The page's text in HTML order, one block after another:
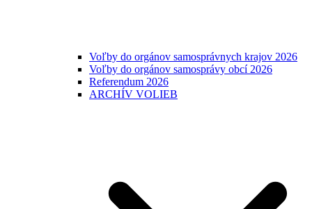
Voľby do orgánov samosprávnych krajov 2026
Voľby do orgánov samosprávy obcí 2026
Referendum 2026
ARCHÍV VOLIEB